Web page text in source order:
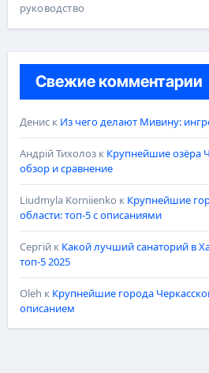
руководство
Свежие комментарии
Дениск Из чего делают Мивину:
Андрій Тихолозк Крупнейшие озёра
обзор и сравнение
Liudmyla Korniienko к Крупнейшие
области: топ-5 с описаниями
Сергійк Какой лучший санаторий в
топ-5 2025
Oleh к Крупнейшие города
описанием